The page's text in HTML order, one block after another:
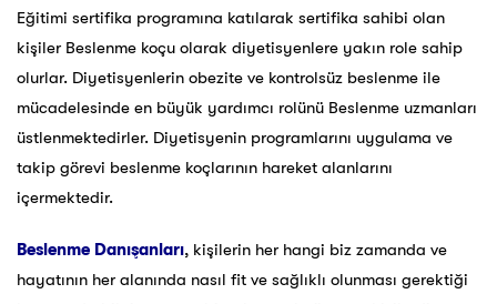
Eğitimi sertifika programına katılarak sertifika sahibi olan
kişiler Beslenme koçu olarak diyetisyenlere yakın role sahip
olurlar. Diyetisyenlerin obezite ve kontrolsüz beslenme ile
mücadelesinde en büyük yardımcı rolünü Beslenme uzmanları
üstlenmektedirler. Diyetisyenin programlarını uygulama ve
takip görevi beslenme koçlarının hareket alanlarını
içermektedir.
Beslenme Danışanları, kişilerin her hangi biz zamanda ve
hayatının her alanında nasıl fit ve sağlıklı olunması gerektiği